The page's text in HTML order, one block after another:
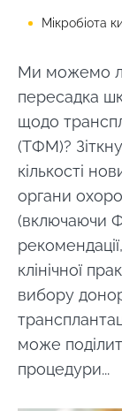
Мікробіота
Ми можемо
пересадка
щодо
(ТФМ)?
кількості
органи
(включаючи
клінічної
вибору
може
процедури...